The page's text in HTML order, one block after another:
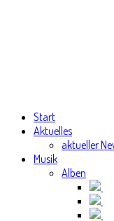
Start
Aktuelles
aktueller
Musik
Alben